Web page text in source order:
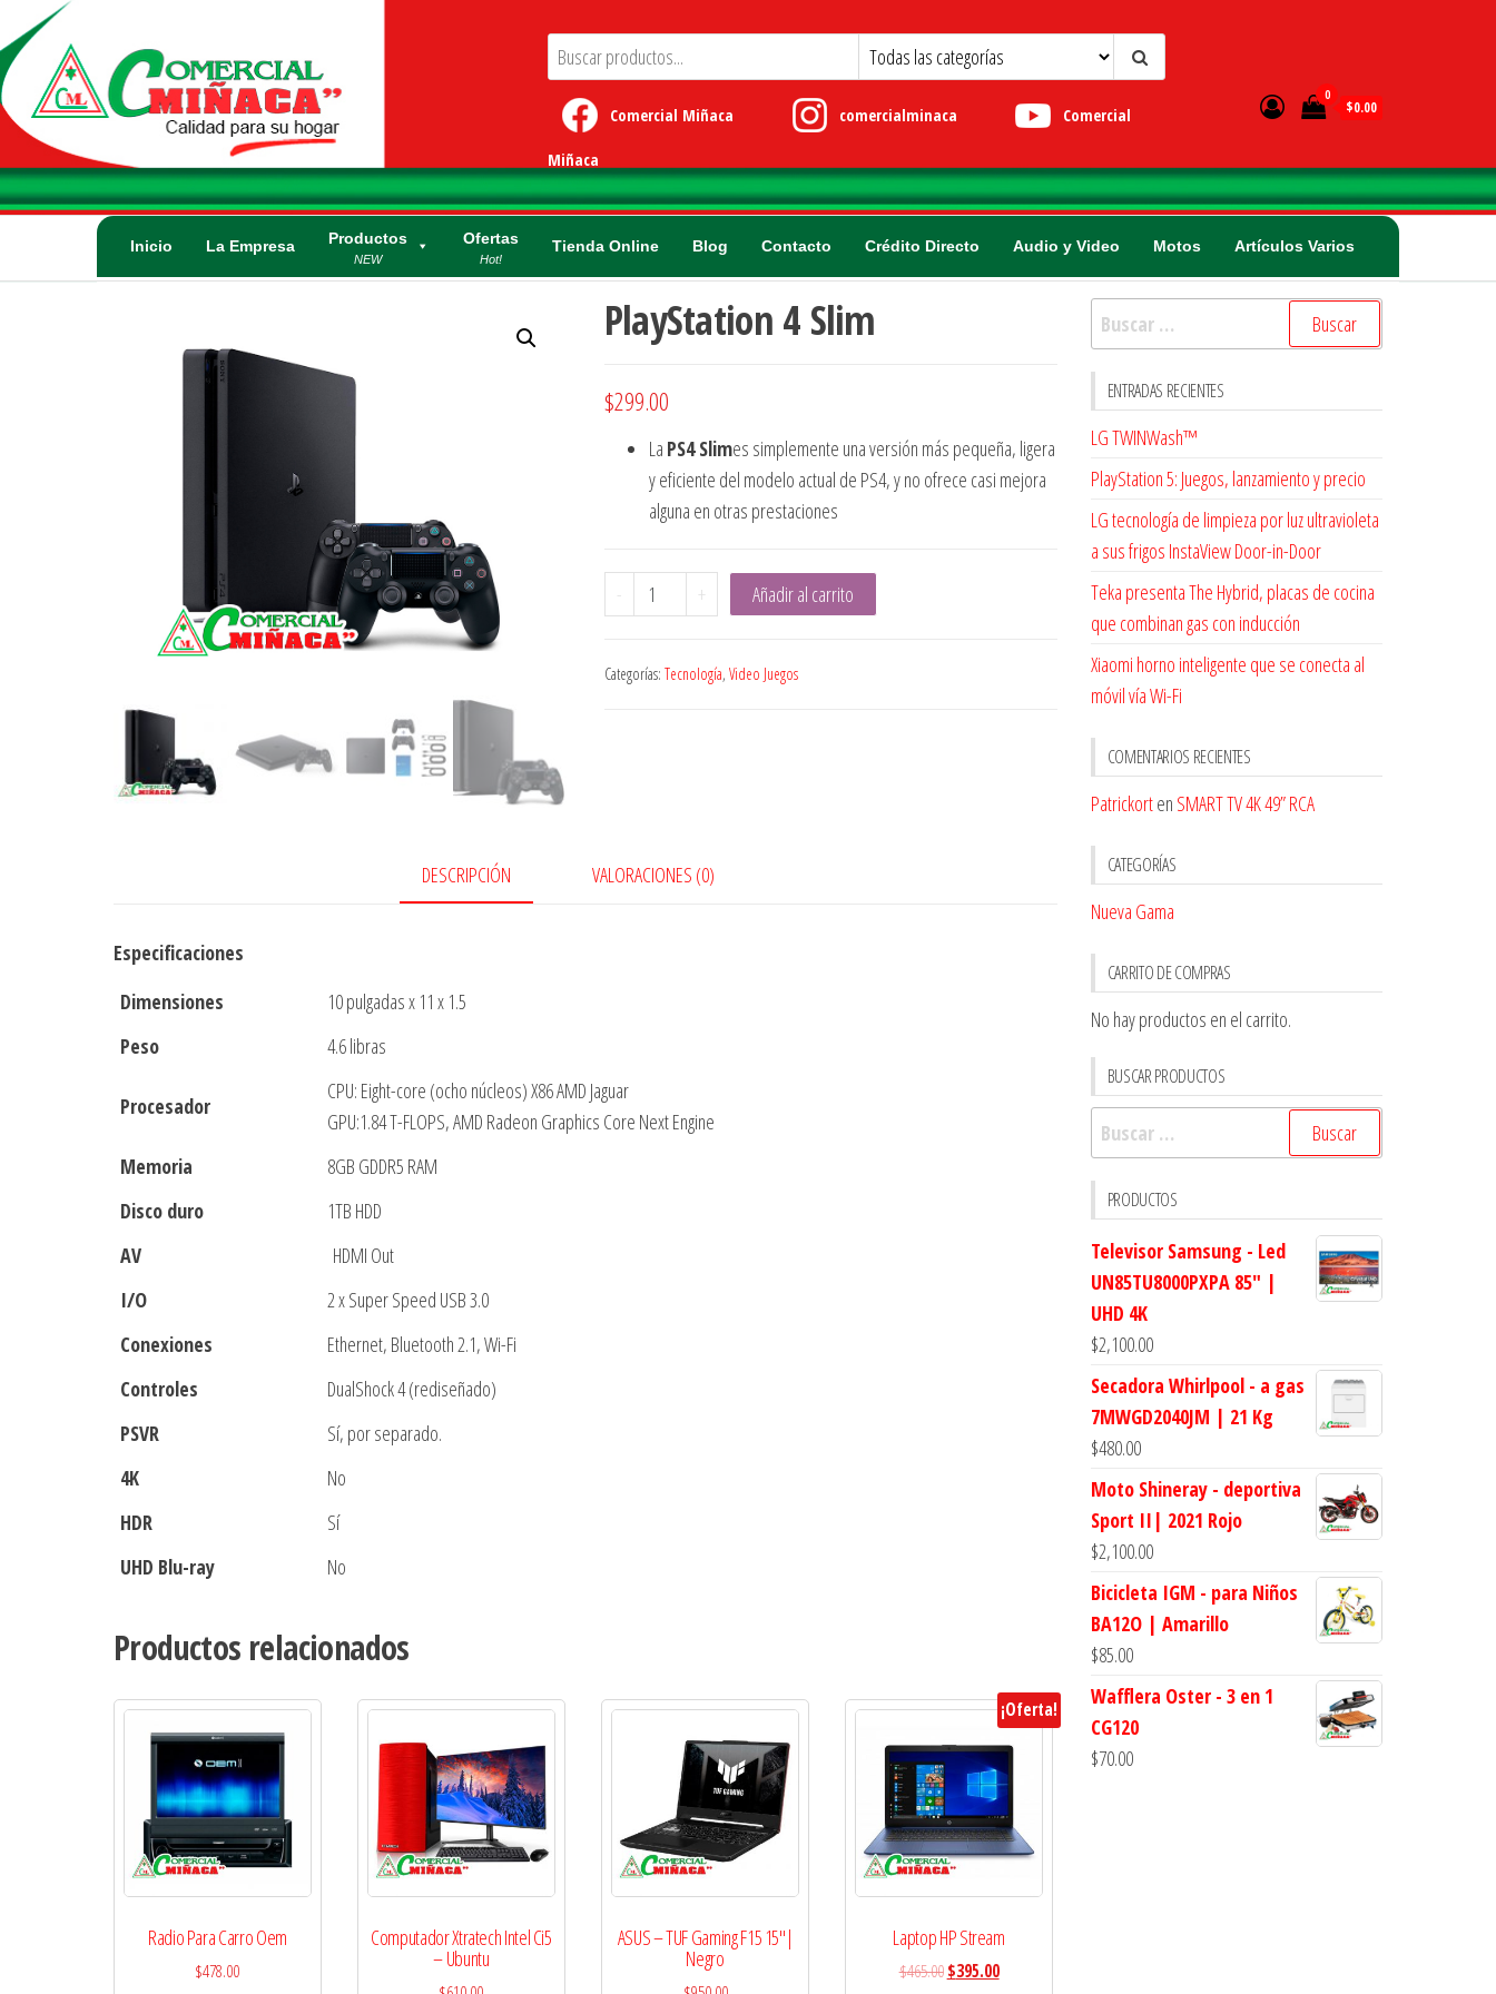
al
contenido
Comercial
Miñaca
Calidad para su
en
electrodomésticos
y artículos
eléctricos.
Comercial Miñaca comercialminaca Comercial
Miñaca
0
$0.00
Inicio La Empresa Productos
NEW
Ofertas
Hot!
Tienda Online Blog Contacto Crédito Directo Audio y Video Motos Artículos Varios
PlayStation 4 Slim
$299.00
La PS4 Slimes simplemente una versión más pequeña, ligera
y eficiente del modelo actual de PS4, y no ofrece casi mejora
alguna en otras prestaciones
-
PlayStation
4
cantidad
+ Añadir al carrito
Categorías: Tecnología, Video Juegos
DESCRIPCIÓN VALORACIONES (0)
Especificaciones
Dimensiones
10 pulgadas x 11 x 1.5
Peso
4.6 libras
Procesador
CPU: Eight-core (ocho núcleos) X86 AMD Jaguar
GPU:1.84 T-FLOPS, AMD Radeon Graphics Core Next Engine
Memoria
8GB GDDR5 RAM
Disco duro
1TB HDD
AV
HDMI Out
I/O
2 x Super Speed USB 3.0
Conexiones
Ethernet, Bluetooth 2.1, Wi-Fi
Controles
DualShock 4 (rediseñado)
PSVR
Sí, por separado.
4K
No
HDR
Sí
UHD Blu-ray
No
Productos relacionados
Radio Para Carro Oem
$478.00
Computador Xtratech Intel Ci5
– Ubuntu
ASUS – TUF Gaming F15 15″|
Negro
¡Oferta!
Laptop HP Stream
$465.00 $395.00
Buscar:
ENTRADAS RECIENTES
LG TWINWash™
PlayStation 5: Juegos, lanzamiento y precio
LG tecnología de limpieza por luz ultravioleta
a sus frigos InstaView Door-in-Door
Teka presenta The Hybrid, placas de cocina
que combinan gas con inducción
Xiaomi horno inteligente que se conecta al
móvil vía Wi-Fi
COMENTARIOS RECIENTES
Patrickorten SMART TV 4K 49” RCA
CATEGORÍAS
Nueva Gama
CARRITO DE COMPRAS
No hay productos en el carrito.
BUSCAR PRODUCTOS
Buscar:
PRODUCTOS
Televisor Samsung - Led
UN85TU8000PXPA 85" |
UHD 4K
$2,100.00
Secadora Whirlpool - a gas
7MWGD2040JM | 21 Kg
$480.00
Moto Shineray - deportiva
Sport II| 2021 Rojo
$2,100.00
Bicicleta IGM - para Niños
BA12O | Amarillo
$85.00
Wafflera Oster - 3 en 1
CG120
$70.00